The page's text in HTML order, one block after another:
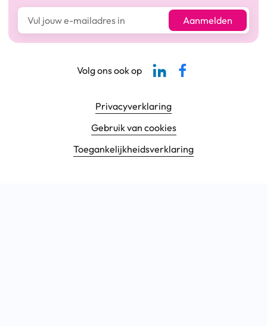
E-mailadres* Aanmelden
Footer navigatie
Privacyverklaring
Gebruik van cookies
Toegankelijkheids­verklaring
Volg ons ook op
Linkedin-pagina SBCM
Facebook SBCM